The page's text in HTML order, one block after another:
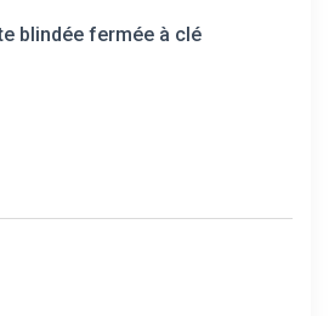
blindée fermée à clé